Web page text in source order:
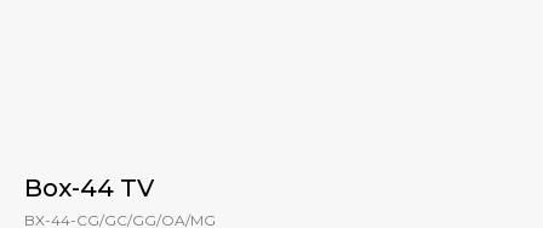
Box-44 TV
BX-44-CG/GC/GG/OA/MG